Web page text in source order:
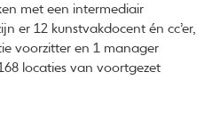
met een intermediair
er 12 kunstvakdocent én cc’er,
voorzitter en 1 manager
locaties van voortgezet